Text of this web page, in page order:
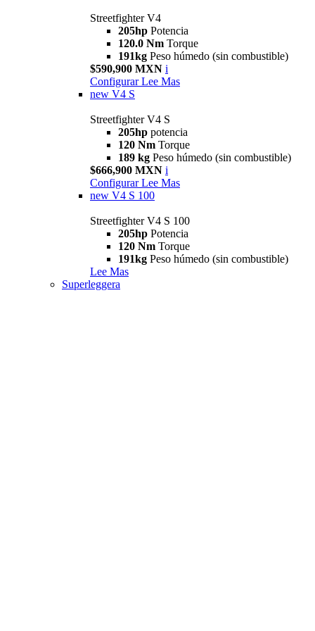
Streetfighter V4
205hp Potencia
120.0 Nm Torque
191kg Peso húmedo (sin combustible)
$590,900 MXN i
Configurar Lee Mas
new V4 S
Streetfighter V4 S
205hp potencia
120 Nm Torque
189 kg Peso húmedo (sin combustible)
$666,900 MXN i
Configurar Lee Mas
new V4 S 100
Streetfighter V4 S 100
205hp Potencia
120 Nm Torque
191kg Peso húmedo (sin combustible)
Lee Mas
Superleggera